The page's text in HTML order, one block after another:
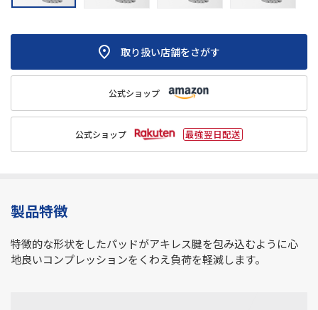
取り扱い店舗をさがす
公式ショップ
公式ショップ
製品特徴
特徴的な形状をしたパッドがアキレス腱を包み込むように心
地良いコンプレッションをくわえ負荷を軽減します。